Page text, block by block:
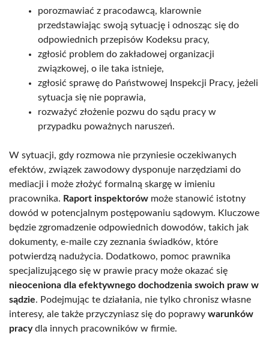
porozmawiać z pracodawcą, klarownie
przedstawiając swoją sytuację i odnosząc się do
odpowiednich przepisów Kodeksu pracy,
zgłosić problem do zakładowej organizacji
związkowej, o ile taka istnieje,
zgłosić sprawę do Państwowej Inspekcji Pracy, jeżeli
sytuacja się nie poprawia,
rozważyć złożenie pozwu do sądu pracy w
przypadku poważnych naruszeń.
W sytuacji, gdy rozmowa nie przyniesie oczekiwanych
efektów, związek zawodowy dysponuje narzędziami do
mediacji i może złożyć formalną skargę w imieniu
pracownika. Raport inspektorów może stanowić istotny
dowód w potencjalnym postępowaniu sądowym. Kluczowe
będzie zgromadzenie odpowiednich dowodów, takich jak
dokumenty, e-maile czy zeznania świadków, które
potwierdzą nadużycia. Dodatkowo, pomoc prawnika
specjalizującego się w prawie pracy może okazać się
nieoceniona dla efektywnego dochodzenia swoich praw w
sądzie. Podejmując te działania, nie tylko chronisz własne
interesy, ale także przyczyniasz się do poprawy warunków
pracydla innych pracowników w firmie.